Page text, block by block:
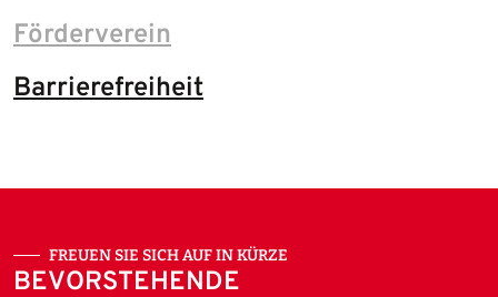
Förderverein
Barrierefreiheit
FREUEN SIE SICH AUF IN KÜRZE
BEVORSTEHENDE